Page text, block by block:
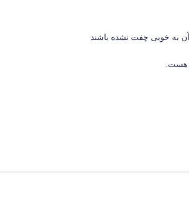
به خوبی چفت نشده باشند
هست.